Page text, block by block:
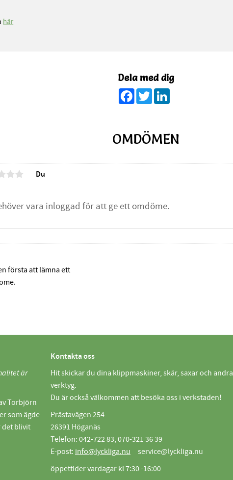
här
Dela med dig
Facebook
TwitterLinkedIn
OMDÖMEN
Du
första att lämna ett
är
Torbjörn
som ägde
det blivit
Kontakta oss
Hit skickar du dina klippmaskiner, skär, saxar och andra
verktyg.
Du är också välkommen att besöka oss i verkstaden!
Prästavägen 254
26391 Höganäs
Telefon: 042-722 83, 070-321 36 39
E-post: info@lyckliga.nu service@lyckliga.nu
öppettider vardagar kl 7:30 -16:00